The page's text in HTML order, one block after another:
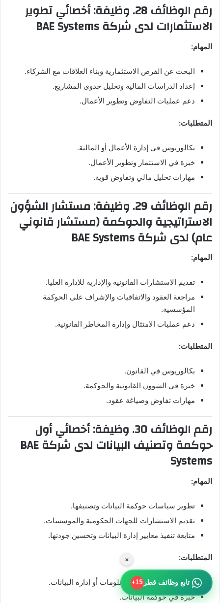
رقم الوظائف 28. وظيفة: أخصائي تطوير
الاستثمارات لدى شركة BAE Systems
المهام:
البحث عن الفرص الاستثمارية وبناء العلاقات مع الشركاء.
إعداد الدراسات المالية وتحليل جدوى المشاريع.
دعم عمليات التفاوض وتطوير الأعمال.
المتطلبات:
بكالوريوس في إدارة الأعمال أو المالية.
خبرة في الاستثمار وتطوير الأعمال.
مهارات تحليل مالي وتفاوض قوية.
رقم الوظائف 29. وظيفة: مستشار الشؤون
الاستراتيجية والحوكمة (مستشار قانوني
عام) لدى شركة BAE Systems
المهام:
تقديم الاستشارات القانونية والإدارية للإدارة العليا.
مراجعة العقود والاتفاقيات والإشراف على الحوكمة
المؤسسية.
دعم عمليات الامتثال وإدارة المخاطر القانونية.
المتطلبات:
بكالوريوس في القانون.
خبرة في الشؤون القانونية والحوكمة.
مهارات تفاوض وصياغة عقود.
رقم الوظائف 30. وظيفة: أخصائي أول
حوكمة وتصنيف البيانات لدى شركة BAE
Systems
المهام:
تطوير سياسات حوكمة البيانات وتصنيفها.
تقديم الاستشارات للجهات الحكومية والمؤسسات.
متابعة تنفيذ معايير إدارة البيانات وتحسين جودتها.
المتطلبات:
بكالوريوس في تقنية المعلومات أو إدارة البيانات.
خبرة في حوكمة البيانات.
×
تابع وظائف قطر15+